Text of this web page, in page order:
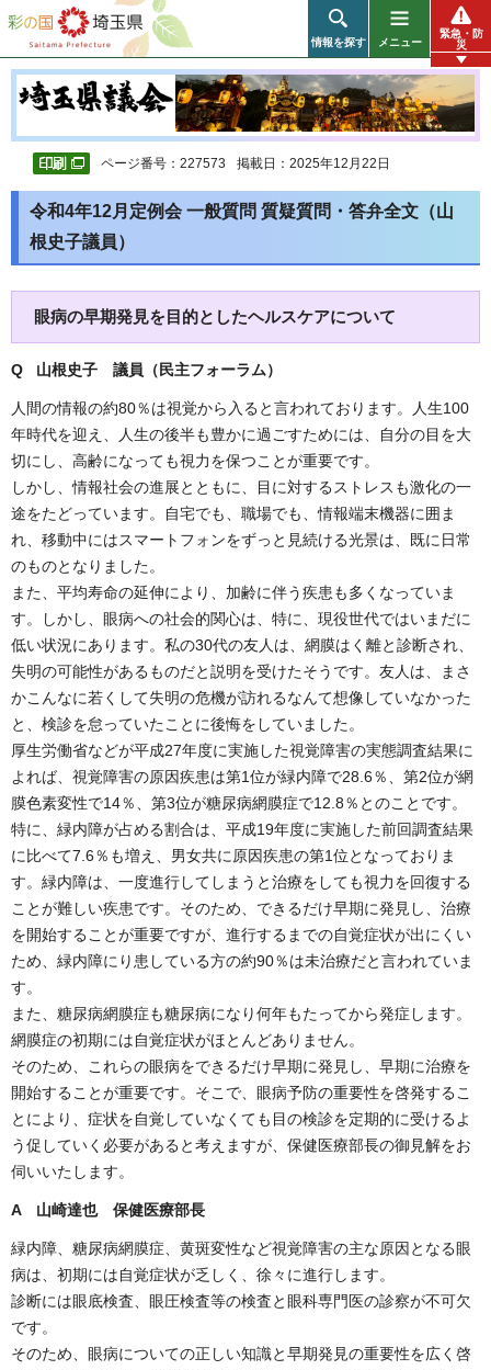
彩の国 埼玉県
情報を探す メニュー
緊急・防
災
ページ番号：227573 掲載日：2025年12月22日
令和4年12月定例会 一般質問 質疑質問・答弁全文（山
根史子議員）
眼病の早期発見を目的としたヘルスケアについて
Q 山根史子 議員（民主フォーラム）
人間の情報の約80％は視覚から入ると言われております。人生100
年時代を迎え、人生の後半も豊かに過ごすためには、自分の目を大
切にし、高齢になっても視力を保つことが重要です。
しかし、情報社会の進展とともに、目に対するストレスも激化の一
途をたどっています。自宅でも、職場でも、情報端末機器に囲ま
れ、移動中にはスマートフォンをずっと見続ける光景は、既に日常
のものとなりました。
また、平均寿命の延伸により、加齢に伴う疾患も多くなっていま
す。しかし、眼病への社会的関心は、特に、現役世代ではいまだに
低い状況にあります。私の30代の友人は、網膜はく離と診断され、
失明の可能性があるものだと説明を受けたそうです。友人は、まさ
かこんなに若くして失明の危機が訪れるなんて想像していなかった
と、検診を怠っていたことに後悔をしていました。
厚生労働省などが平成27年度に実施した視覚障害の実態調査結果に
よれば、視覚障害の原因疾患は第1位が緑内障で28.6％、第2位が網
膜色素変性で14％、第3位が糖尿病網膜症で12.8％とのことです。
特に、緑内障が占める割合は、平成19年度に実施した前回調査結果
に比べて7.6％も増え、男女共に原因疾患の第1位となっておりま
す。緑内障は、一度進行してしまうと治療をしても視力を回復する
ことが難しい疾患です。そのため、できるだけ早期に発見し、治療
を開始することが重要ですが、進行するまでの自覚症状が出にくい
ため、緑内障にり患している方の約90％は未治療だと言われていま
す。
また、糖尿病網膜症も糖尿病になり何年もたってから発症します。
網膜症の初期には自覚症状がほとんどありません。
そのため、これらの眼病をできるだけ早期に発見し、早期に治療を
開始することが重要です。そこで、眼病予防の重要性を啓発するこ
とにより、症状を自覚していなくても目の検診を定期的に受けるよ
う促していく必要があると考えますが、保健医療部長の御見解をお
伺いいたします。
A 山崎達也 保健医療部長
緑内障、糖尿病網膜症、黄斑変性など視覚障害の主な原因となる眼
病は、初期には自覚症状が乏しく、徐々に進行します。
診断には眼底検査、眼圧検査等の検査と眼科専門医の診察が不可欠
です。
そのため、眼病についての正しい知識と早期発見の重要性を広く啓